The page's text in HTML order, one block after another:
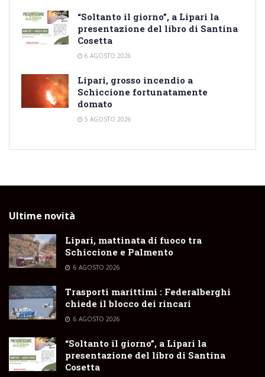
“Soltanto il giorno”, a Lipari la
presentazione del libro di Santina
Cosetta
6 AGOSTO 2026
Lipari, grosso incendio a
Schiccione fortunatamente
domato
5 AGOSTO 2026
Ultime novità
Lipari, mattinata di fuoco tra
Schiccione e Palmento
6 AGOSTO 2026
Trasporti marittimi : Federalberghi
chiede il blocco dei rincari
6 AGOSTO 2026
“Soltanto il giorno”, a Lipari la
presentazione del libro di Santina
Cosetta